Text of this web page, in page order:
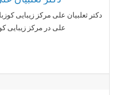
دکتر ثعلبیان علی مرکز زیبایی
علی در مرکز زیبایی